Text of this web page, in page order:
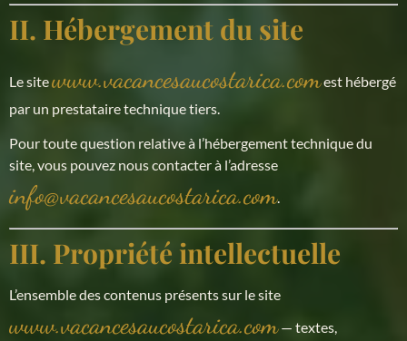
II. Hébergement du site
Le sitewww.vacancesaucostarica.comest hébergé
par un prestataire technique tiers.
Pour toute question relative à l’hébergement technique du
site, vous pouvez nous contacter à l’adresse
info@vacancesaucostarica.com.
III. Propriété intellectuelle
L’ensemble des contenus présents sur le site
www.vacancesaucostarica.com— textes,